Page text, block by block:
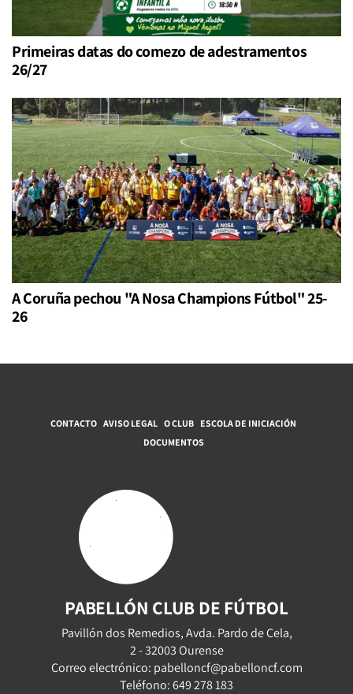
Primeiras datas do comezo de adestramentos
26/27
A Coruña pechou "A Nosa Champions Fútbol" 25-
26
CONTACTO AVISO LEGAL O CLUB ESCOLA DE INICIACIÓN
DOCUMENTOS
PABELLÓN CLUB DE FÚTBOL
Pavillón dos Remedios, Avda. Pardo de Cela,
2 - 32003 Ourense
Correo electrónico: pabelloncf@pabelloncf.com
Teléfono: 649 278 183